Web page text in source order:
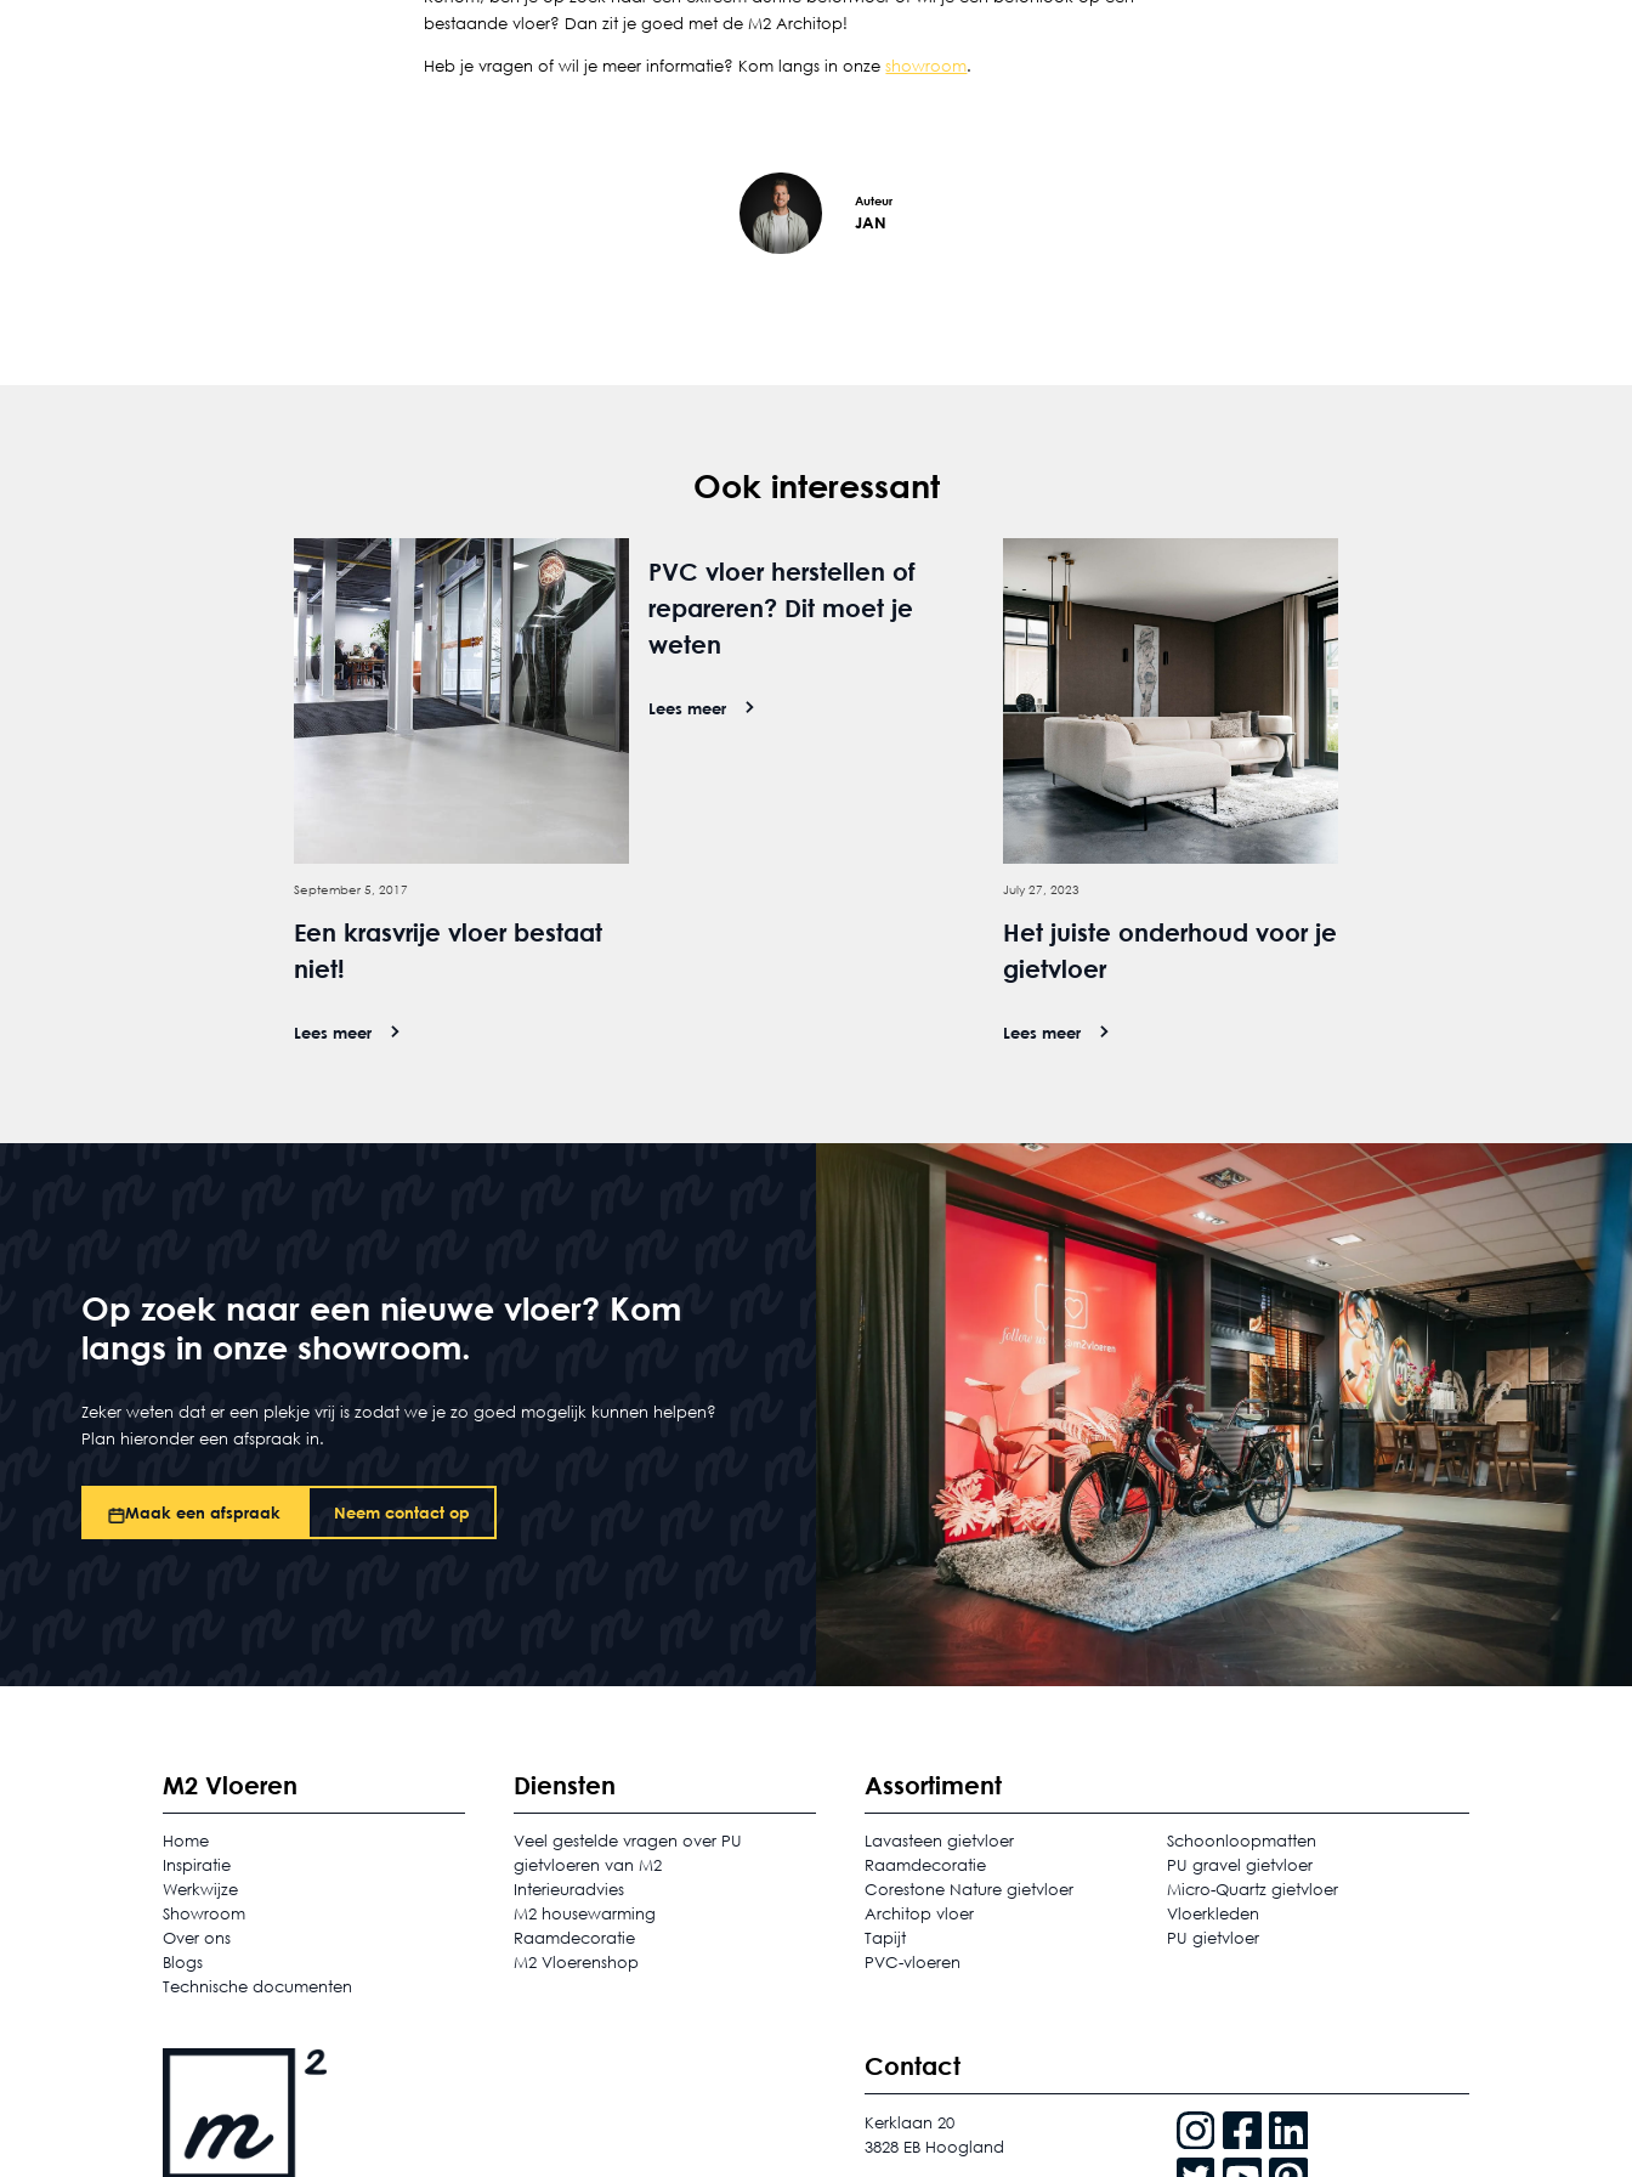
bestaande vloer? Dan zit je goed met de M2 Architop!
Heb je vragen of wil je meer informatie? Kom langs in onzeshowroom.
Auteur
JAN
Ook interessant
September 5, 2017
Een krasvrije vloer bestaat
niet!
Lees meer
PVC vloer herstellen of
repareren? Dit moet je
weten
Lees meer
July 27, 2023
Het juiste onderhoud voor je
gietvloer
Lees meer
Op zoek naar een nieuwe vloer? Kom
langs in onze showroom.
Zeker weten dat er een plekje vrij is zodat we je zo goed mogelijk kunnen helpen?
Plan hieronder een afspraak in.
Maak een afspraak Neem contact op
M2 Vloeren
Home
Inspiratie
Werkwijze
Showroom
Over ons
Blogs
Technische documenten
Diensten
Veel gestelde vragen over PU
gietvloeren van M2
Interieuradvies
M2 housewarming
Raamdecoratie
M2 Vloerenshop
Assortiment
Lavasteen gietvloer
Schoonloopmatten
Raamdecoratie
PU gravel gietvloer
Corestone Nature gietvloer
Micro-Quartz gietvloer
Architop vloer
Vloerkleden
Tapijt
PU gietvloer
PVC-vloeren
Contact
Kerklaan 20
3828 EB Hoogland